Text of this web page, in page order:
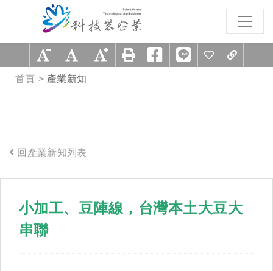
跳到主要內容區塊
首頁 產業新知
回產業新知列表
小加工、豆陣線，台灣本土大豆大
串聯